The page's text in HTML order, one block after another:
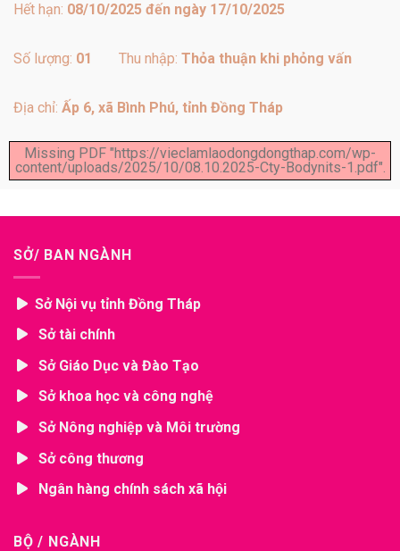
Hết hạn: 08/10/2025 đến ngày 17/10/2025
Số lượng: 01 Thu nhập: Thỏa thuận khi phỏng vấn
Địa chỉ: Ấp 6, xã Bình Phú, tỉnh Đồng Tháp
Missing PDF "https://vieclamlaodongdongthap.com/wp-
content/uploads/2025/10/08.10.2025-Cty-Bodynits-1.pdf".
SỞ/ BAN NGÀNH
Sở Nội vụ tỉnh Đồng Tháp
Sở tài chính
Sở Giáo Dục và Đào Tạo
Sở khoa học và công nghệ
Sở Nông nghiệp và Môi trường
Sở công thương
Ngân hàng chính sách xã hội
BỘ / NGÀNH